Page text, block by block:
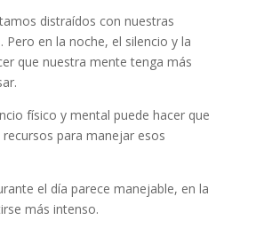
distraídos con nuestras
Pero en la noche, el silencio y la
que nuestra mente tenga más
físico y mental puede hacer que
para manejar esos
el día parece manejable, en la
más intenso.